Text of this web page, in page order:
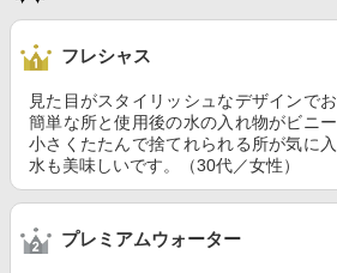
フレシャス
見た目がスタイリッシュなデザインで
簡単な所と使用後の水の入れ物がビニ
小さくたたんで捨てれられる所が気に
水も美味しいです。（30代／女性）
プレミアムウォーター